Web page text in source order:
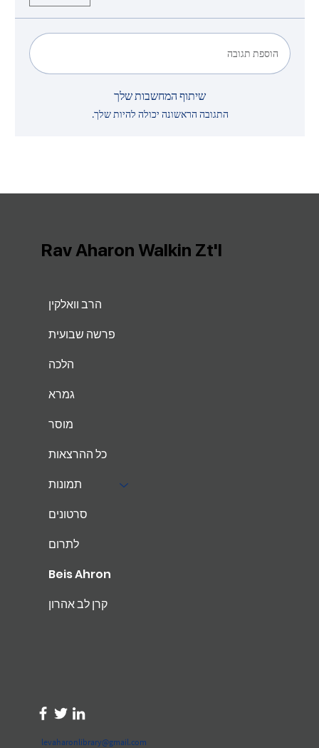
הוספת תגובה
שיתוף המחשבות שלך
התגובה הראשונה יכולה להיות שלך.
הרב וואלקין
פרשה שבועית
הלכה
גמרא
מוסר
כל ההרצאות
תמונות
סרטונים
לתרום
Beis Ahron
קרן לב אהרון
levaharonlibrary@gmail.com
Rav Aharon Walkin Zt'l